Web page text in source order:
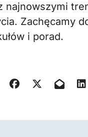
najnowszymi
Zachęcamy
i porad.